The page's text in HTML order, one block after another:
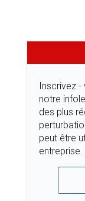
Inscrivez -
notre
des plus
peut être
entreprise.